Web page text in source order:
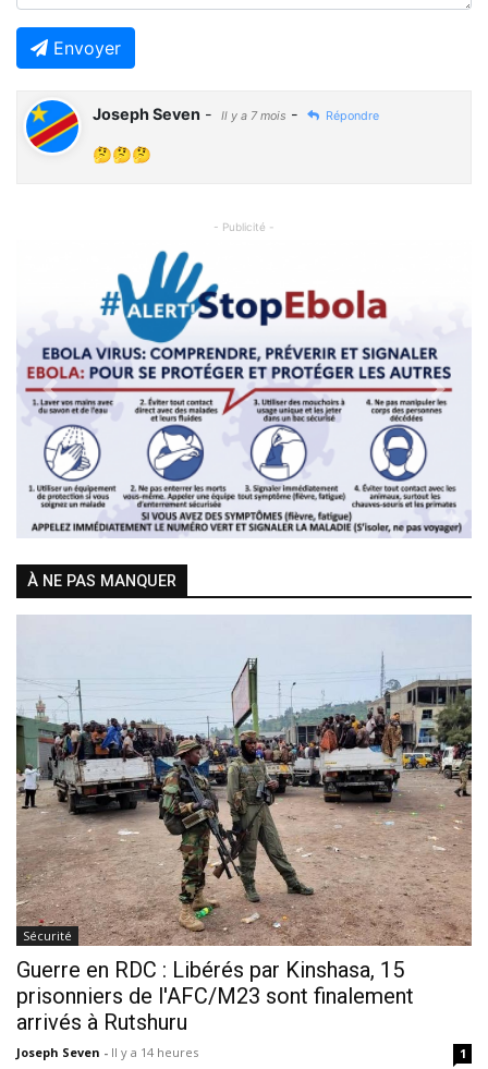
Envoyer
Joseph Seven - Il y a 7 mois - Répondre
🤔🤔🤔
- Publicité -
Previous Next
À NE PAS MANQUER
Sécurité
Guerre en RDC : Libérés par Kinshasa, 15
prisonniers de l'AFC/M23 sont finalement
arrivés à Rutshuru
Joseph Seven - Il y a 14 heures 1